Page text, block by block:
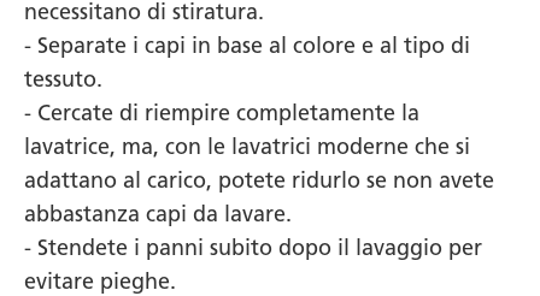
necessitano di stiratura.
- Separate i capi in base al colore e al tipo di
tessuto.
- Cercate di riempire completamente la
lavatrice, ma, con le lavatrici moderne che si
adattano al carico, potete ridurlo se non avete
abbastanza capi da lavare.
- Stendete i panni subito dopo il lavaggio per
evitare pieghe.